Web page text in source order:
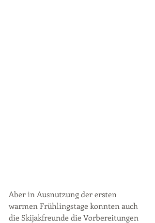
Aber in Ausnutzung der ersten
warmen Frühlingstage konnten auch
die Skijakfreunde die Vorbereitungen